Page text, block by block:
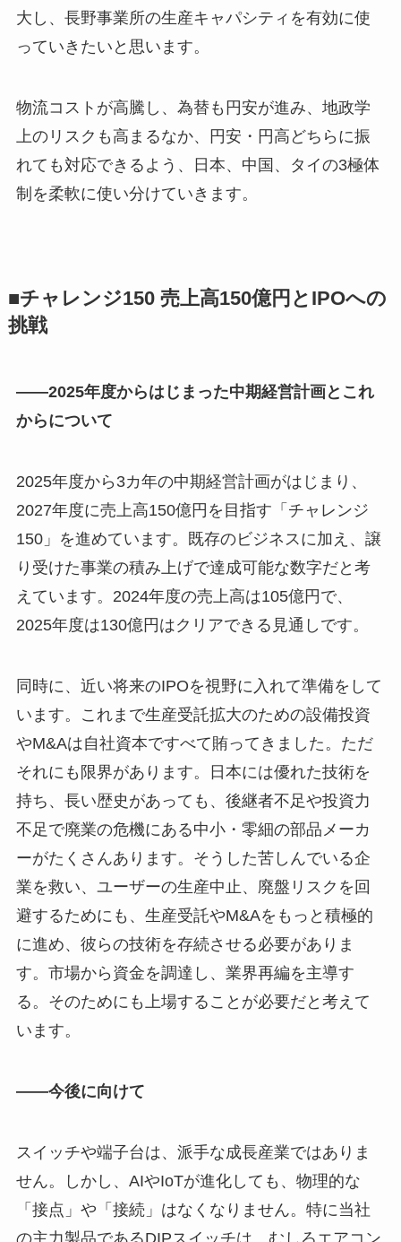
大し、長野事業所の生産キャパシティを有効に使
っていきたいと思います。
物流コストが高騰し、為替も円安が進み、地政学
上のリスクも高まるなか、円安・円高どちらに振
れても対応できるよう、日本、中国、タイの3極体
制を柔軟に使い分けていきます。
■チャレンジ150 売上高150億円とIPOへの
挑戦
――2025年度からはじまった中期経営計画とこれ
からについて
2025年度から3カ年の中期経営計画がはじまり、
2027年度に売上高150億円を目指す「チャレンジ
150」を進めています。既存のビジネスに加え、譲
り受けた事業の積み上げで達成可能な数字だと考
えています。2024年度の売上高は105億円で、
2025年度は130億円はクリアできる見通しです。
同時に、近い将来のIPOを視野に入れて準備をして
います。これまで生産受託拡大のための設備投資
やM&Aは自社資本ですべて賄ってきました。ただ
それにも限界があります。日本には優れた技術を
持ち、長い歴史があっても、後継者不足や投資力
不足で廃業の危機にある中小・零細の部品メーカ
ーがたくさんあります。そうした苦しんでいる企
業を救い、ユーザーの生産中止、廃盤リスクを回
避するためにも、生産受託やM&Aをもっと積極的
に進め、彼らの技術を存続させる必要がありま
す。市場から資金を調達し、業界再編を主導す
る。そのためにも上場することが必要だと考えて
います。
――今後に向けて
スイッチや端子台は、派手な成長産業ではありま
せん。しかし、AIやIoTが進化しても、物理的な
「接点」や「接続」はなくなりません。特に当社
の主力製品であるDIPスイッチは、むしろエアコン